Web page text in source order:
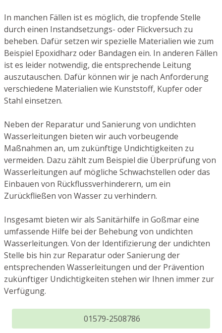
In manchen Fällen ist es möglich, die tropfende Stelle
durch einen Instandsetzungs- oder Flickversuch zu
beheben. Dafür setzen wir spezielle Materialien wie zum
Beispiel Epoxidharz oder Bandagen ein. In anderen Fällen
ist es leider notwendig, die entsprechende Leitung
auszutauschen. Dafür können wir je nach Anforderung
verschiedene Materialien wie Kunststoff, Kupfer oder
Stahl einsetzen.
Neben der Reparatur und Sanierung von undichten
Wasserleitungen bieten wir auch vorbeugende
Maßnahmen an, um zukünftige Undichtigkeiten zu
vermeiden. Dazu zählt zum Beispiel die Überprüfung von
Wasserleitungen auf mögliche Schwachstellen oder das
Einbauen von Rückflussverhinderern, um ein
Zurückfließen von Wasser zu verhindern.
Insgesamt bieten wir als Sanitärhilfe in Goßmar eine
umfassende Hilfe bei der Behebung von undichten
Wasserleitungen. Von der Identifizierung der undichten
Stelle bis hin zur Reparatur oder Sanierung der
entsprechenden Wasserleitungen und der Prävention
zukünftiger Undichtigkeiten stehen wir Ihnen immer zur
Verfügung.
01579-2508786